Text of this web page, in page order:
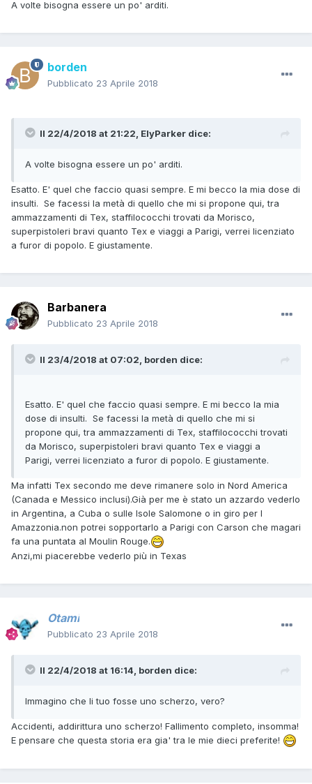
A volte bisogna essere un po' arditi.
borden
Pubblicato 23 Aprile 2018
Il 22/4/2018 at 21:22, ElyParker dice:
A volte bisogna essere un po' arditi.
Esatto. E' quel che faccio quasi sempre. E mi becco la mia dose di
insulti. Se facessi la metà di quello che mi si propone qui, tra
ammazzamenti di Tex, staffilococchi trovati da Morisco,
superpistoleri bravi quanto Tex e viaggi a Parigi, verrei licenziato
a furor di popolo. E giustamente.
Barbanera
Pubblicato 23 Aprile 2018
Il 23/4/2018 at 07:02, borden dice:
Esatto. E' quel che faccio quasi sempre. E mi becco la mia
dose di insulti. Se facessi la metà di quello che mi si
propone qui, tra ammazzamenti di Tex, staffilococchi trovati
da Morisco, superpistoleri bravi quanto Tex e viaggi a
Parigi, verrei licenziato a furor di popolo. E giustamente.
Ma infatti Tex secondo me deve rimanere solo in Nord America
(Canada e Messico inclusi).Già per me è stato un azzardo vederlo
in Argentina, a Cuba o sulle Isole Salomone o in giro per l
Amazzonia.non potrei sopportarlo a Parigi con Carson che magari
fa una puntata al Moulin Rouge.
Anzi,mi piacerebbe vederlo più in Texas
Otami
Pubblicato 23 Aprile 2018
Il 22/4/2018 at 16:14, borden dice:
Immagino che li tuo fosse uno scherzo, vero?
Accidenti, addirittura uno scherzo! Fallimento completo, insomma!
E pensare che questa storia era gia' tra le mie dieci preferite!